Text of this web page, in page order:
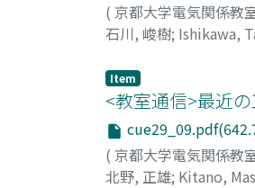
( 京都大学電気関係教
石川, 峻樹; Ishikawa,
Item
<教室通信>最近
( 京都大学電気関係教
北野, 正雄; Kitano,